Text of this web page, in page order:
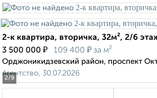
2/9
2-к квартира, вторичка, 32м², 2/6
3 500 000 ₽ 109 400 ₽ за м²
Орджоникидзевский район, проспект
Агентство, 30.07.2026